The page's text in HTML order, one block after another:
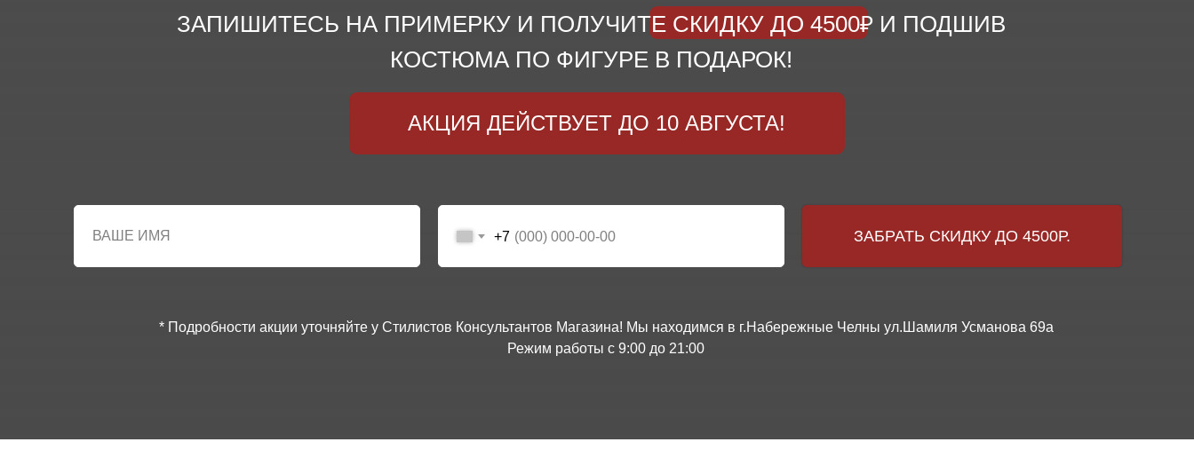
ЗАПИШИТЕСЬ НА ПРИМЕРКУ И ПОЛУЧИТЕ СКИДКУ ДО 4500₽ И ПОДШИВ
КОСТЮМА ПО ФИГУРЕ В ПОДАРОК!
АКЦИЯ ДЕЙСТВУЕТ ДО 10 АВГУСТА!
* Подробности акции уточняйте у Стилистов Консультантов Магазина! Мы находимся в г.Набережные Челны ул.Шамиля Усманова 69а
Режим работы с 9:00 до 21:00
+7 ЗАБРАТЬ СКИДКУ ДО 4500Р.